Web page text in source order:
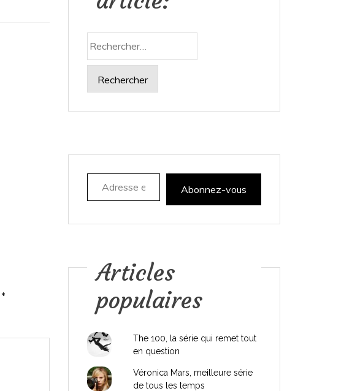
*
Adresse e-mail
Abonnez-vous
Articles
populaires
The 100, la série qui remet tout
en question
Véronica Mars, meilleure série
de tous les temps